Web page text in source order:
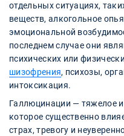
отдельных ситуациях,
веществ, алкогольное
эмоциональной
последнем случае они
психических или
шизофрения, психозы,
интоксикация.
Галлюцинации — тяжелое
которое существенно
страх, тревогу и